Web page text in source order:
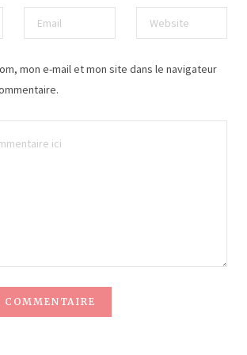
mon e-mail et mon site dans le navigateur